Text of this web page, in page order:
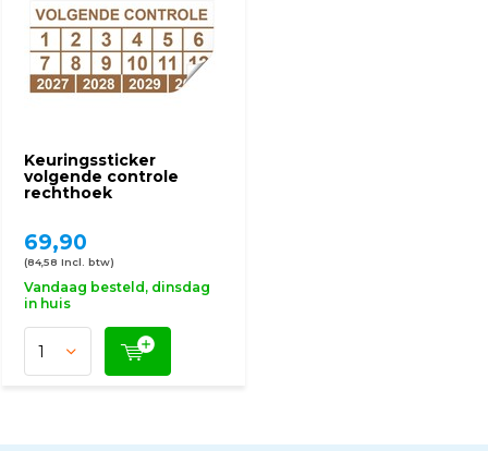
Keuringssticker
volgende controle
rechthoek
69,90
(84,58 Incl. btw)
Vandaag besteld, dinsdag
in huis